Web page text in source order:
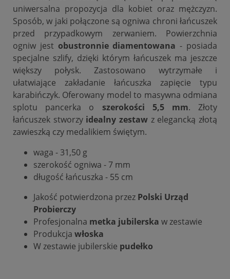
uniwersalna propozycja dla kobiet oraz mężczyzn.
Sposób, w jaki połączone są ogniwa chroni łańcuszek
przed przypadkowym zerwaniem. Powierzchnia
ogniw jest obustronnie diamentowana - posiada
specjalne szlify, dzięki którym łańcuszek ma jeszcze
większy połysk. Zastosowano wytrzymałe i
ułatwiające zakładanie łańcuszka zapięcie typu
karabińczyk. Oferowany model to masywna odmiana
splotu pancerka o
szerokości 5,5 mm. Złoty
łańcuszek stworzy idealny zestaw z elegancką złotą
zawieszką czy medalikiem świętym.
waga - 31,50 g
szerokość ogniwa - 7 mm
długość łańcuszka - 55 cm
Jakość potwierdzona przez Polski Urząd
Probierczy
Profesjonalna metka jubilerska w zestawie
Produkcja włoska
W zestawie jubilerskie pudełko